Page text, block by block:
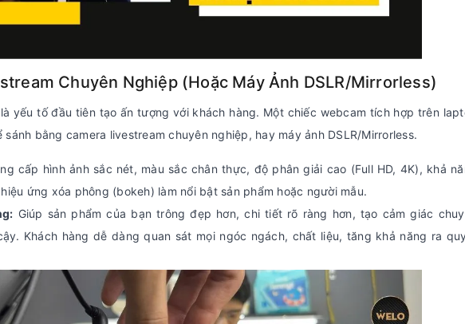
Chuyên Nghiệp (Hoặc Máy Ảnh DSLR/Mirrorless)
yếu tố đầu tiên tạo ấn tượng với khách hàng. Một chiếc webcam tích hợp trên
bằng camera livestream chuyên nghiệp, hay máy ảnh DSLR/Mirrorless.
cấp hình ảnh sắc nét, màu sắc chân thực, độ phân giải cao (Full HD, 4K), khả
ứng xóa phông (bokeh) làm nổi bật sản phẩm hoặc người mẫu.
Giúp sản phẩm của bạn trông đẹp hơn, chi tiết rõ ràng hơn, tạo cảm giác
Khách hàng dễ dàng quan sát mọi ngóc ngách, chất liệu, tăng khả năng ra